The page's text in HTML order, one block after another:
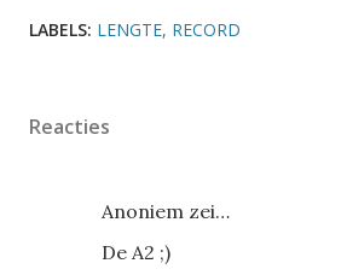
LABELS: LENGTE RECORD
Reacties
Anoniem zei…
De A2 ;)